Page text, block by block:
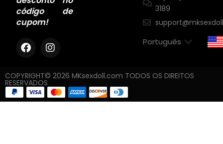
código de
cupom!
3189
COPYRIGHT© 2026 MKsexdoll.com TODOS OS DIREITOS
RESERVADOS